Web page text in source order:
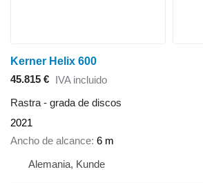
Kerner Helix 600
45.815 € IVA incluido
Rastra - grada de discos
2021
Ancho de alcance 6 m
Alemania, Kunde